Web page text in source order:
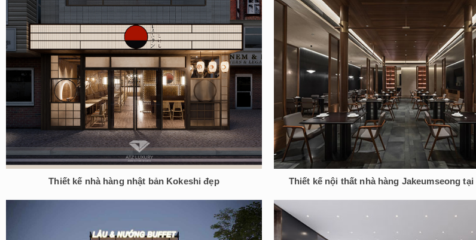
Thiết kế nhà hàng nhật bản Kokeshi đẹp Thiết kế nội thất nhà hàng Jakeumseong